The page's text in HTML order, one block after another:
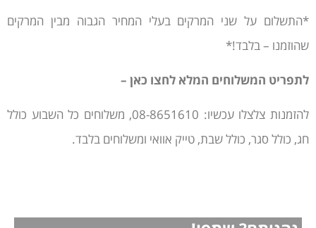
*התשלום על שני המרקים בעלי המחיר הגבוה מבין המרקים
שהוזמנו – בלבד!*
לתפריט המשלוחים המלא לחצו כאן –
להזמנות צלצלו עכשיו: 08-8651610, משלוחים כל השבוע כולל
חג, כולל סגר, כולל שבת, טייק אוואי ומשלוחים בלבד.